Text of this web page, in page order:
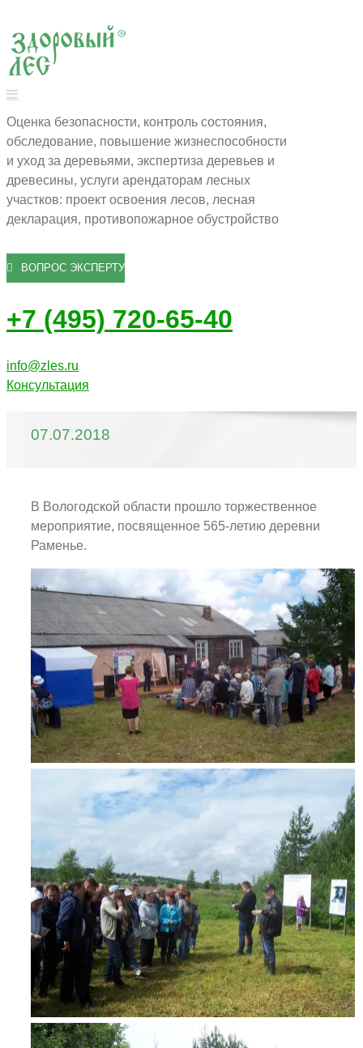
Оценка безопасности, контроль состояния,
обследование, повышение жизнеспособности
и уход за деревьями, экспертиза деревьев и
древесины, услуги арендаторам лесных
участков: проект освоения лесов, лесная
декларация, противопожарное обустройство
ВОПРОС ЭКСПЕРТУ
+7 (495) 720-65-40
info@zles.ru
Консультация
07.07.2018
В Вологодской области прошло торжественное
мероприятие, посвященное 565-летию деревни
Раменье.